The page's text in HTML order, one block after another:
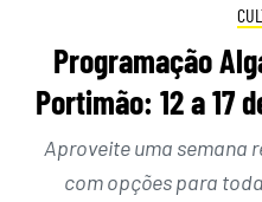
Programação
Portimão: 12 a 17
Aproveite uma semana
com opções para